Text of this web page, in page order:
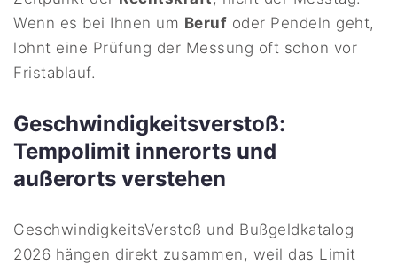
Wenn es bei Ihnen um Beruf oder Pendeln geht,
lohnt eine Prüfung der Messung oft schon vor
Fristablauf.
Geschwindigkeitsverstoß:
Tempolimit innerorts und
außerorts verstehen
GeschwindigkeitsVerstoß und Bußgeldkatalog
2026 hängen direkt zusammen, weil das Limit